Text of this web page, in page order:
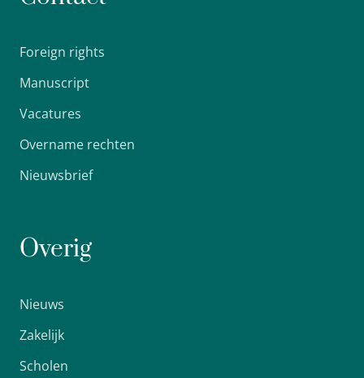
Foreign rights
Manuscript
Vacatures
Overname rechten
Nieuwsbrief
Overig
Nieuws
Zakelijk
Scholen